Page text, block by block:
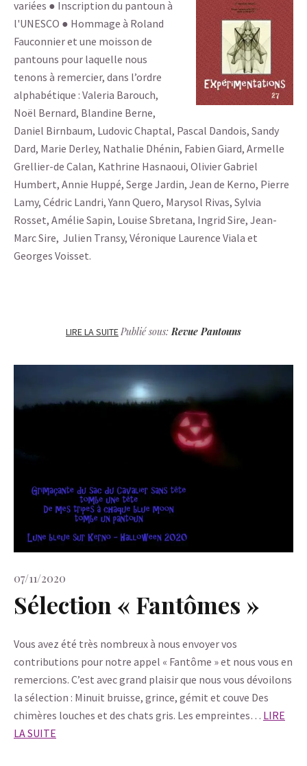
variées ● Inscription du pantoun à
l'UNESCO ● Hommage à Roland
Fauconnier et une moisson de
pantouns pour laquelle nous
tenons à remercier, dans l’ordre
alphabétique : Valeria Barouch,
Noël Bernard, Blandine Berne,
Daniel Birnbaum, Ludovic Chaptal, Pascal Dandois, Sandy
Dard, Marie Derley, Nathalie Dhénin, Fabien Giard, Armelle
Grellier-de Calan, Kathrine Hasnaoui, Olivier Gabriel
Humbert, Annie Huppé, Serge Jardin, Jean de Kerno, Pierre
Lamy, Cédric Landri, Yann Quero, Marysol Rivas, Sylvia
Rosset, Amélie Sapin, Louise Sbretana, Ingrid Sire, Jean-
Marc Sire, Julien Transy, Véronique Laurence Viala et
Georges Voisset.
LIRE LA SUITEPublié sous:Revue Pantouns
07/11/2020
Sélection « Fantômes »
Vous avez été très nombreux à nous envoyer vos
contributions pour notre appel « Fantôme » et nous vous en
remercions. C’est avec grand plaisir que nous vous dévoilons
la sélection : Minuit bruisse, grince, gémit et couve Des
chimères louches et des chats gris. Les empreintes… LIRE
LA SUITE